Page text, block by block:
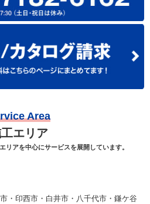
Area
エリア
リアを中心にサービスを展開しています。
・印西市・白井市・八千代市・鎌ケ谷